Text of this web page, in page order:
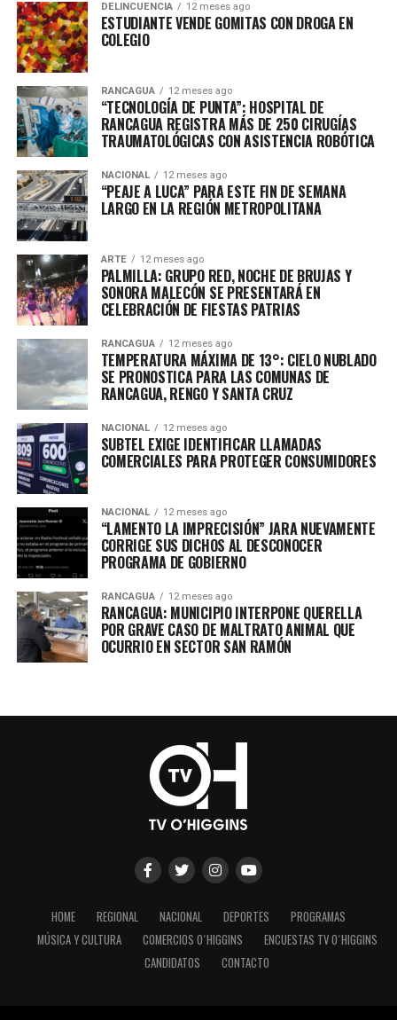
DELINCUENCIA 12 meses ago
ESTUDIANTE VENDE GOMITAS CON DROGA EN
COLEGIO
RANCAGUA 12 meses ago
“TECNOLOGÍA DE PUNTA”: HOSPITAL DE
RANCAGUA REGISTRA MÁS DE 250 CIRUGÍAS
TRAUMATOLÓGICAS CON ASISTENCIA ROBÓTICA
NACIONAL 12 meses ago
“PEAJE A LUCA” PARA ESTE FIN DE SEMANA
LARGO EN LA REGIÓN METROPOLITANA
ARTE 12 meses ago
PALMILLA: GRUPO RED, NOCHE DE BRUJAS Y
SONORA MALECÓN SE PRESENTARÁ EN
CELEBRACIÓN DE FIESTAS PATRIAS
RANCAGUA 12 meses ago
TEMPERATURA MÁXIMA DE 13°: CIELO NUBLADO
SE PRONOSTICA PARA LAS COMUNAS DE
RANCAGUA, RENGO Y SANTA CRUZ
NACIONAL 12 meses ago
SUBTEL EXIGE IDENTIFICAR LLAMADAS
COMERCIALES PARA PROTEGER CONSUMIDORES
NACIONAL 12 meses ago
“LAMENTO LA IMPRECISIÓN” JARA NUEVAMENTE
CORRIGE SUS DICHOS AL DESCONOCER
PROGRAMA DE GOBIERNO
RANCAGUA 12 meses ago
RANCAGUA: MUNICIPIO INTERPONE QUERELLA
POR GRAVE CASO DE MALTRATO ANIMAL QUE
OCURRIO EN SECTOR SAN RAMÓN
HOME REGIONAL NACIONAL DEPORTES
PROGRAMAS
MÚSICA Y CULTURA
COMERCIOS O´HIGGINS
ENCUESTAS TV O´HIGGINS
CANDIDATOS
CONTACTO